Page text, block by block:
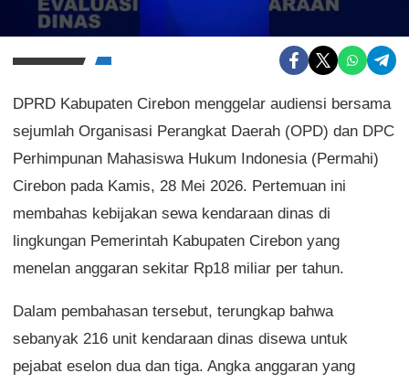
DPRD Kabupaten Cirebon menggelar audiensi bersama
sejumlah Organisasi Perangkat Daerah (OPD) dan DPC
Perhimpunan Mahasiswa Hukum Indonesia (Permahi)
Cirebon pada Kamis, 28 Mei 2026. Pertemuan ini
membahas kebijakan sewa kendaraan dinas di
lingkungan Pemerintah Kabupaten Cirebon yang
menelan anggaran sekitar Rp18 miliar per tahun.
Dalam pembahasan tersebut, terungkap bahwa
sebanyak 216 unit kendaraan dinas disewa untuk
pejabat eselon dua dan tiga. Angka anggaran yang